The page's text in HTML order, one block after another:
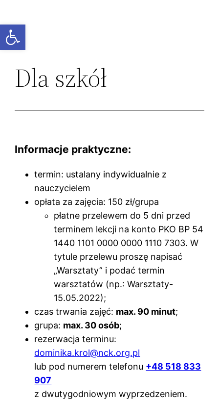
Otwórz pasek narzędzi
do
treści
Dla szkół
Informacje praktyczne:
termin: ustalany indywidualnie z
nauczycielem
opłata za zajęcia: 150 zł/grupa
płatne przelewem do 5 dni przed
terminem lekcji na konto PKO BP 54
1440 1101 0000 0000 1110 7303. W
tytule przelewu proszę napisać
„Warsztaty” i podać termin
warsztatów (np.: Warsztaty-
15.05.2022);
czas trwania zajęć: max. 90 minut;
grupa: max. 30 osób;
rezerwacja terminu:
dominika.krol@nck.org.pl
lub pod numerem telefonu +48 518 833
907
z dwutygodniowym wyprzedzeniem.